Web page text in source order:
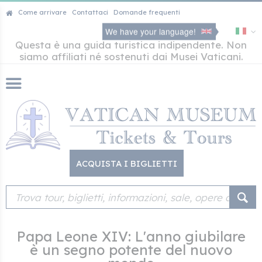
Come arrivare Contattaci Domande frequenti
We have your language!
Questa è una guida turistica indipendente. Non
siamo affiliati né sostenuti dai Musei Vaticani.
ACQUISTA I BIGLIETTI
Papa Leone XIV: L'anno giubilare
è un segno potente del nuovo